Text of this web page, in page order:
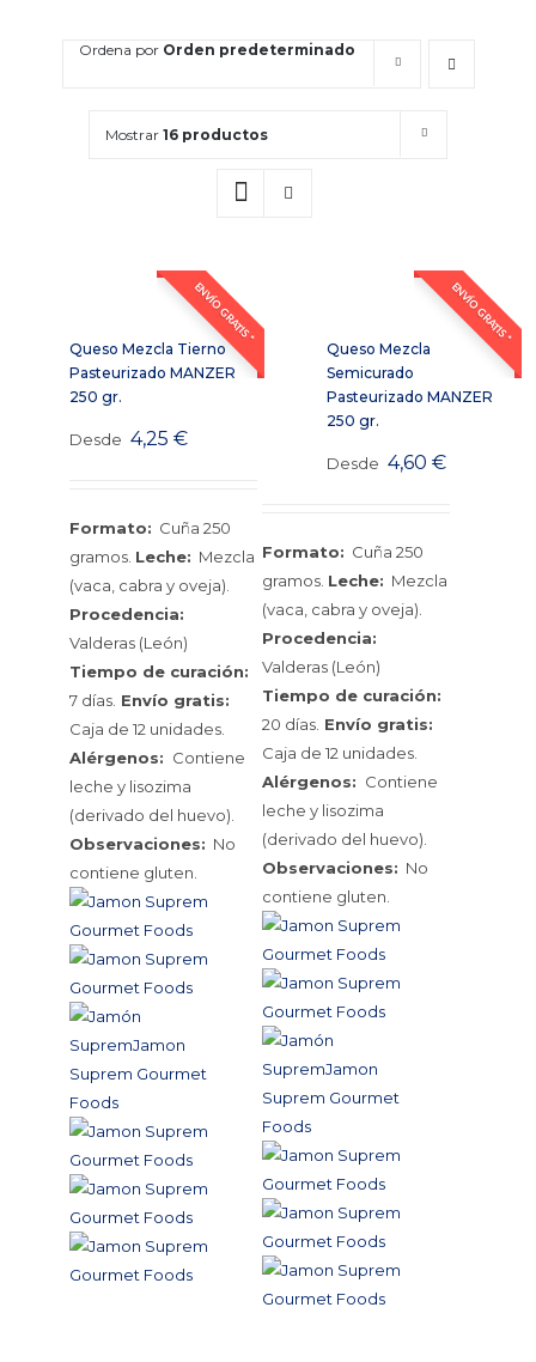
Ordena por Orden predeterminado
Mostrar 16 productos
ENVÍO GRATIS *
Queso Mezcla Tierno
Pasteurizado MANZER
250 gr.
Desde 4,25€
Formato: Cuña 250
gramos. Leche: Mezcla
(vaca, cabra y oveja).
Procedencia:
Valderas (León)
Tiempo de curación:
7 días. Envío gratis:
Caja de 12 unidades.
Alérgenos: Contiene
leche y lisozima
(derivado del huevo).
Observaciones: No
contiene gluten.
ENVÍO GRATIS *
Queso Mezcla
Semicurado
Pasteurizado MANZER
250 gr.
Desde 4,60€
Formato: Cuña 250
gramos. Leche: Mezcla
(vaca, cabra y oveja).
Procedencia:
Valderas (León)
Tiempo de curación:
20 días. Envío gratis:
Caja de 12 unidades.
Alérgenos: Contiene
leche y lisozima
(derivado del huevo).
Observaciones: No
contiene gluten.